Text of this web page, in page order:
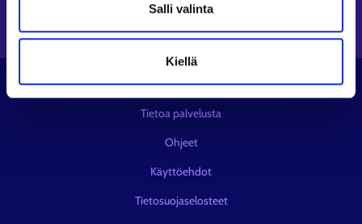
Salli valinta
Kiellä
© KEHA-keskus
Tietoa palvelusta
Ohjeet
Käyttöehdot
Tietosuojaselosteet